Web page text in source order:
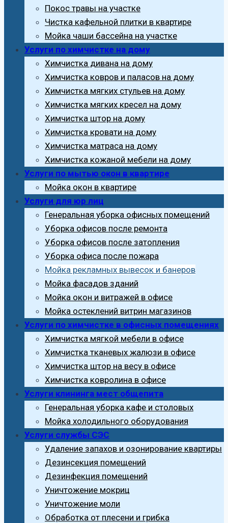
Покос травы на участке
Чистка кафельной плитки в квартире
Мойка чаши бассейна на участке
Услуги по химчистке на дому
Химчистка дивана на дому
Химчистка ковров и паласов на дому
Химчистка мягких стульев на дому
Химчистка мягких кресел на дому
Химчистка штор на дому
Химчистка кровати на дому
Химчистка матраса на дому
Химчистка кожаной мебели на дому
Услуги по мытью окон в квартире
Мойка окон в квартире
Услуги для юр лиц
Генеральная уборка офисных помещений
Уборка офисов после ремонта
Уборка офисов после затопления
Уборка офиса после пожара
Мойка рекламных вывесок и банеров
Мойка фасадов зданий
Мойка окон и витражей в офисе
Мойка остеклений витрин магазинов
Услуги по химчистке в офисных помещениях
Химчистка мягкой мебели в офисе
Химчистка тканевых жалюзи в офисе
Химчистка штор на весу в офисе
Химчистка ковролина в офисе
Услуги клининга мест общепита
Генеральная уборка кафе и столовых
Мойка холодильного оборудования
Услуги службы СЭС
Удаление запахов и озонирование квартиры
Дезинсекция помещений
Дезинфекция помещений
Уничтожение мокриц
Уничтожение моли
Обработка от плесени и грибка